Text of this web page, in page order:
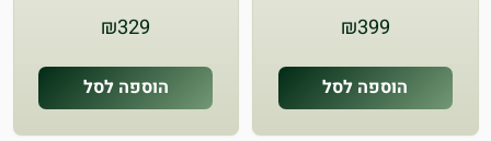
₪399
הוספה לסל
₪329
הוספה לסל